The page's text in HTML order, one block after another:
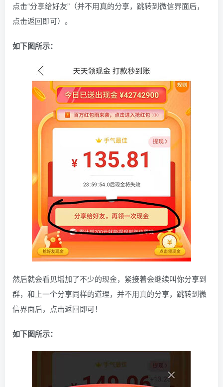
点击“分享给好友”（并不用真的分享，跳转到微信界面后，
点击返回即可）。
如下图所示：
然后就会看见增加了不少的现金，紧接着会继续叫你分享到
群，和上一个分享同样的道理，并不用真的分享，跳转到微
信界面后，点击返回即可！
如下图所示：